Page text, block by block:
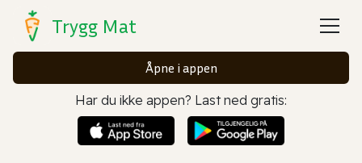
Trygg Mat
Åpne i appen
Har du ikke appen? Last ned gratis: